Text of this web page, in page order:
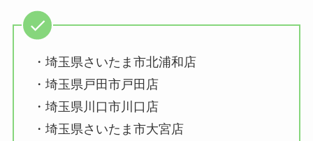
・埼玉県さいたま市北浦和店
・埼玉県戸田市戸田店
・埼玉県川口市川口店
・埼玉県さいたま市大宮店